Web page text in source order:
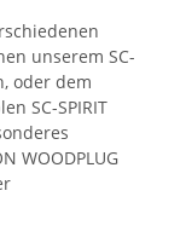
unserem SC-
oder dem
SC-SPIRIT
WOODPLUG